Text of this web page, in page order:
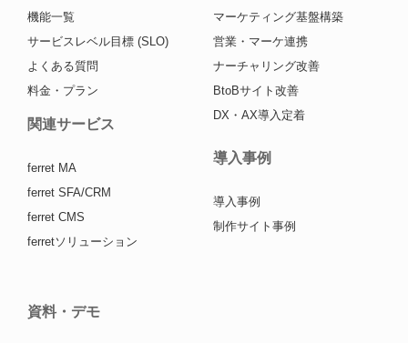
機能一覧
サービスレベル目標 (SLO)
よくある質問
料金・プラン
関連サービス
ferret MA
ferret SFA/CRM
ferret CMS
ferretソリューション
マーケティング基盤構築
営業・マーケ連携
ナーチャリング改善
BtoBサイト改善
DX・AX導入定着
導入事例
導入事例
制作サイト事例
資料・デモ